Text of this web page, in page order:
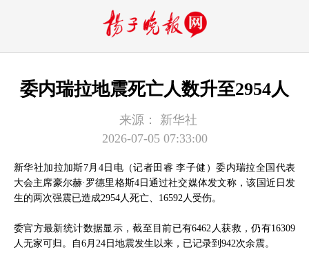
委内瑞拉地震死亡人数升至2954人
来源：
新华社
2026-07-05 07:33:00
新华社加拉加斯7月4日电（记者田睿 李子健）委内瑞拉全国代表
大会主席豪尔赫·罗德里格斯4日通过社交媒体发文称，该国近日发
生的两次强震已造成2954人死亡、16592人受伤。
委官方最新统计数据显示，截至目前已有6462人获救，仍有16309
人无家可归。自6月24日地震发生以来，已记录到942次余震。